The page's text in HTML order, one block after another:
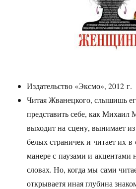
Издательство «Эксмо», 2012 г.
Читая Жванецкого, слышишь
представить себе, как Михаил
выходит на сцену, вынимает
белых страничек и читает их
манере с паузами и акцентами
словах. Но, когда мы сами
открываетя иная глубина